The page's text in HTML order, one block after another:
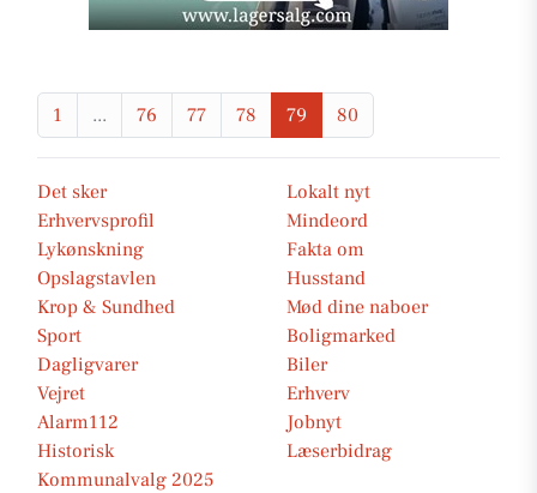
1 ... 76 77 78 79 80
Det sker
Lokalt nyt
Erhvervsprofil
Mindeord
Lykønskning
Fakta om
Opslagstavlen
Husstand
Krop & Sundhed
Mød dine naboer
Sport
Boligmarked
Dagligvarer
Biler
Vejret
Erhverv
Alarm112
Jobnyt
Historisk
Læserbidrag
Kommunalvalg 2025